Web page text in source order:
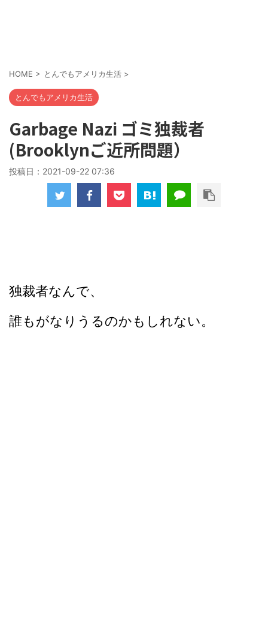
HOME > とんでもアメリカ生活 >
とんでもアメリカ生活
Garbage Nazi ゴミ独裁者
(Brooklynご近所問題）
投稿日： 2021-09-22 07:36
独裁者なんで、
誰もがなりうるのかもしれない。